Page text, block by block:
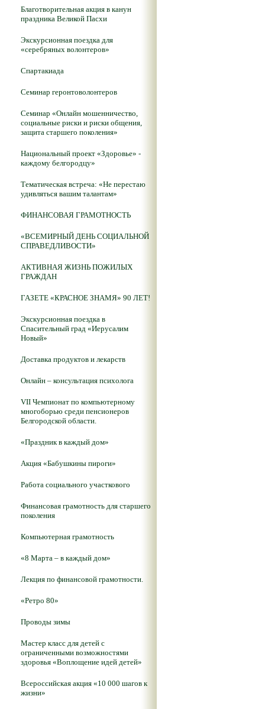
Благотворительная акция в канун
праздника Великой Пасхи
Экскурсионная поездка для
«серебряных волонтеров»
Спартакиада
Семинар геронтоволонтеров
Семинар «Онлайн мошенничество,
социальные риски и риски общения,
защита старшего поколения»
Национальный проект «Здоровье» -
каждому белгородцу»
Тематическая встреча: «Не перестаю
удивляться вашим талантам»
ФИНАНСОВАЯ ГРАМОТНОСТЬ
«ВСЕМИРНЫЙ ДЕНЬ СОЦИАЛЬНОЙ
СПРАВЕДЛИВОСТИ»
АКТИВНАЯ ЖИЗНЬ ПОЖИЛЫХ
ГРАЖДАН
ГАЗЕТЕ «КРАСНОЕ ЗНАМЯ» 90 ЛЕТ!
Экскурсионная поездка в
Спасительный град «Иерусалим
Новый»
Доставка продуктов и лекарств
Онлайн – консультация психолога
VII Чемпионат по компьютерному
многоборью среди пенсионеров
Белгородской области.
«Праздник в каждый дом»
Акция «Бабушкины пироги»
Работа социального участкового
Финансовая грамотность для старшего
поколения
Компьютерная грамотность
«8 Марта – в каждый дом»
Лекция по финансовой грамотности.
«Ретро 80»
Проводы зимы
Мастер класс для детей с
ограниченными возможностями
здоровья «Воплощение идей детей»
Всероссийская акция «10 000 шагов к
жизни»